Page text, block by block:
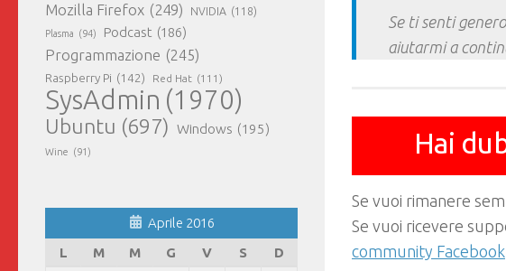
Se ti senti
aiutarmi a
Hai
Se vuoi rimanere
Se vuoi ricevere
community Facebook
Mozilla Firefox (249) NVIDIA (118)
Plasma (94) Podcast (186)
Programmazione (245)
Raspberry Pi (142) Red Hat (111)
SysAdmin (1970)
Ubuntu (697) Windows (195)
Wine (91)
Aprile 2016
L
M M G V S
D